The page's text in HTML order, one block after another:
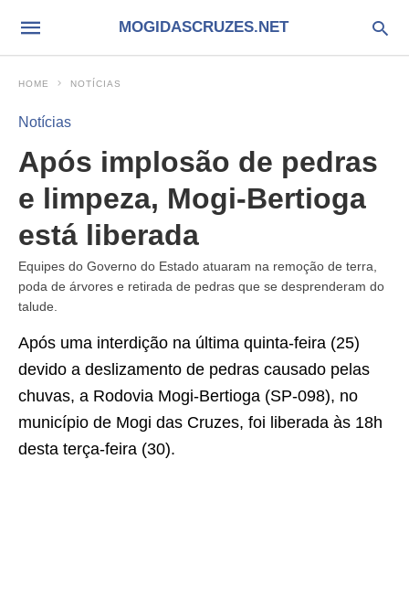
MOGIDASCRUZES.NET
HOME NOTÍCIAS
Notícias
Após implosão de pedras
e limpeza, Mogi-Bertioga
está liberada
Equipes do Governo do Estado atuaram na remoção de terra,
poda de árvores e retirada de pedras que se desprenderam do
talude.
Após uma interdição na última quinta-feira (25)
devido a deslizamento de pedras causado pelas
chuvas, a Rodovia Mogi-Bertioga (SP-098), no
município de Mogi das Cruzes, foi liberada às 18h
desta terça-feira (30).